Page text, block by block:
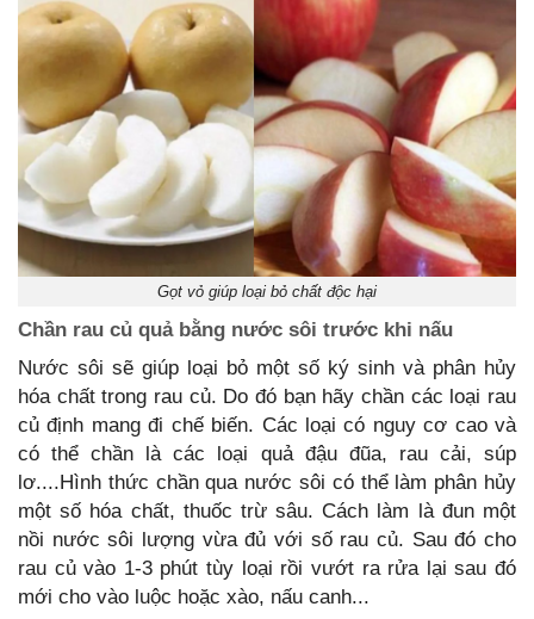
Gọt vỏ giúp loại bỏ chất độc hại
Chần rau củ quả bằng nước sôi trước khi nấu
Nước sôi sẽ giúp loại bỏ một số ký sinh và phân hủy
hóa chất trong rau củ. Do đó bạn hãy chần các loại rau
củ định mang đi chế biến. Các loại có nguy cơ cao và
có thể chần là các loại quả đậu đũa, rau cải, súp
lơ....Hình thức chần qua nước sôi có thể làm phân hủy
một số hóa chất, thuốc trừ sâu. Cách làm là đun một
nồi nước sôi lượng vừa đủ với số rau củ. Sau đó cho
rau củ vào 1-3 phút tùy loại rồi vướt ra rửa lại sau đó
mới cho vào luộc hoặc xào, nấu canh...